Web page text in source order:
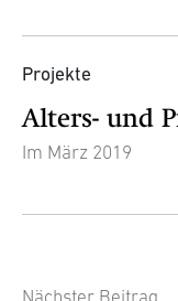
Projekte
Alters- und
Im März 2019
Nächster Beitrag